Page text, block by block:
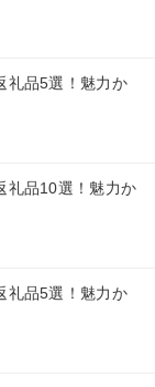
礼品5選！魅力か
礼品10選！魅力か
礼品5選！魅力か